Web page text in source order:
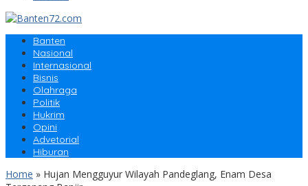
Banten
Nasional
Internasional
Bisnis
Olahraga
Politik
Hukrim
Opini
Advetorial
Hiburan
Home » Hujan Mengguyur Wilayah Pandeglang, Enam Desa